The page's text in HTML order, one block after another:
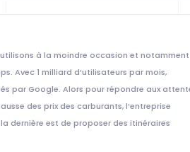
à la moindre occasion et notamment
Avec 1 milliard d’utilisateurs par mois,
par Google. Alors pour répondre aux
des prix des carburants, l’entreprise
dernière est de proposer des itinéraires